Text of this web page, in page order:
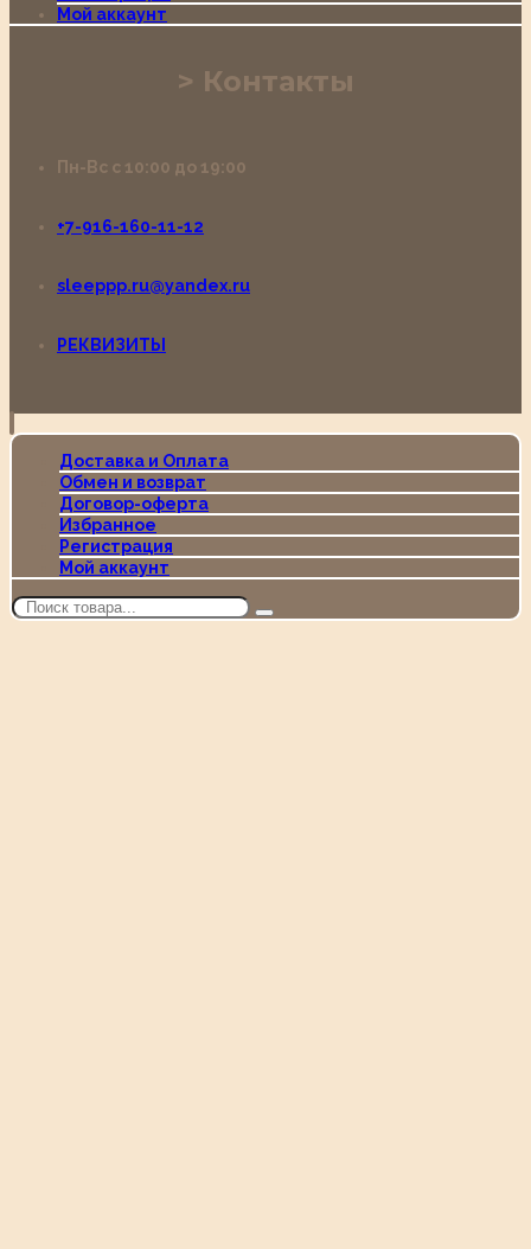
Мой аккаунт
Контакты
Пн-Вс с 10:00 до 19:00
+7-916-160-11-12
sleeppp.ru@yandex.ru
РЕКВИЗИТЫ
Доставка и Оплата
Обмен и возврат
Договор-оферта
Избранное
Регистрация
Мой аккаунт